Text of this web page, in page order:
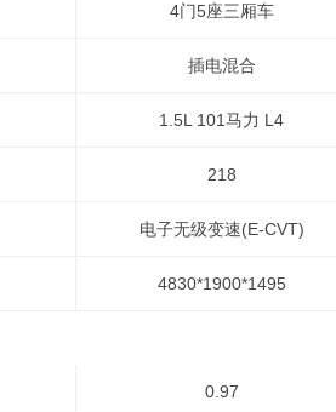
4门5座三厢车
插电混合
1.5L 101马力 L4
218
电子无级变速(E-CVT)
4830*1900*1495
0.97